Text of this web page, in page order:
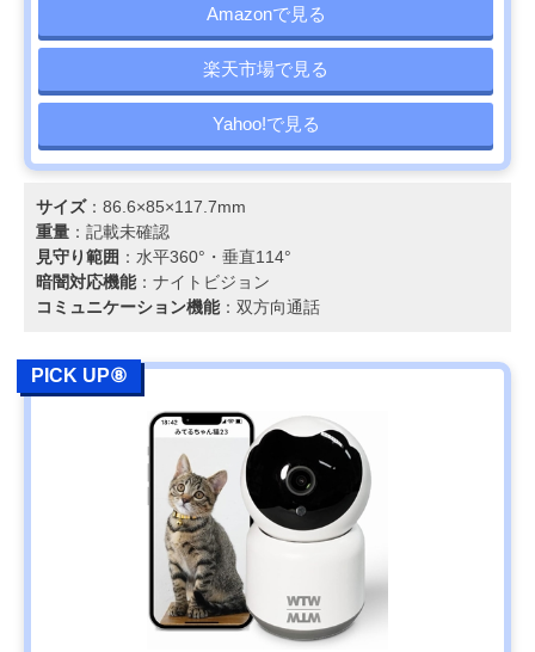
Amazonで見る
楽天市場で見る
Yahoo!で見る
サイズ：86.6×85×117.7mm
重量 ：記載未確認
見守り範囲 ：水平360°・垂直114°
暗闇対応機能：ナイトビジョン
コミュニケーション機能：双方向通話
PICK UP⑧